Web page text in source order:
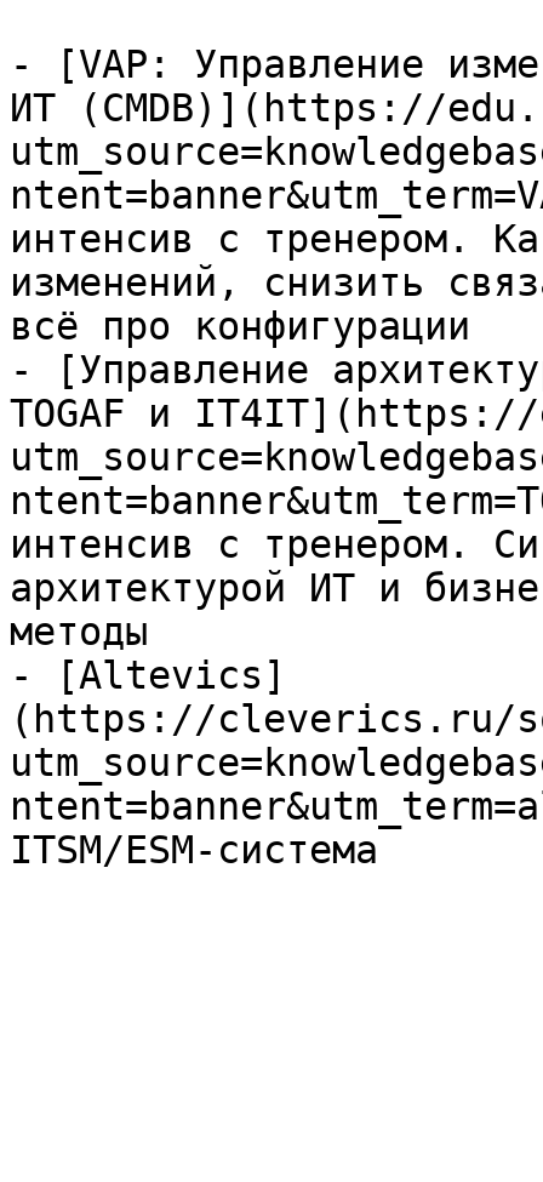
- [VAP: Управление
ИТ (CMDB)](https://
интенсив с тренером.
изменений, снизить
всё про конфигурации
- [Управление
TOGAF и
интенсив с тренером.
архитектурой ИТ и
методы
- [Altevics]
(https://cleverics.ru/
ITSM/ESM-система